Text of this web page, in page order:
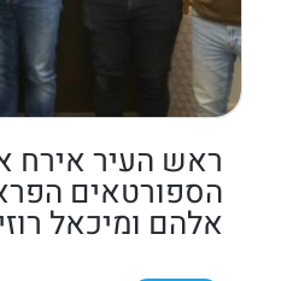
ראש העיר אירח
הספורטאים
אלהם ומיכאל